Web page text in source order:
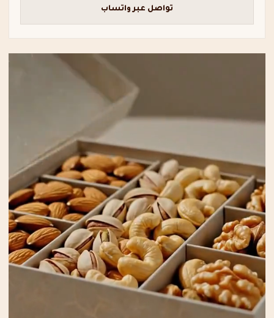
تواصل عبر واتساب